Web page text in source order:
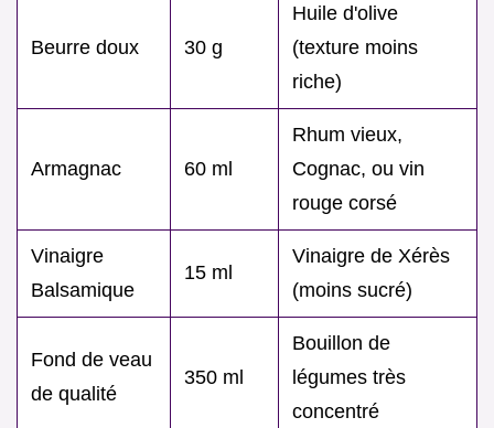
Beurre doux 30 g
Huile d'olive
(texture moins
riche)
Armagnac 60 ml
Rhum vieux,
Cognac, ou vin
rouge corsé
Vinaigre
Balsamique
15 ml
Vinaigre de Xérès
(moins sucré)
Fond de veau
de qualité
350 ml
Bouillon de
légumes très
concentré